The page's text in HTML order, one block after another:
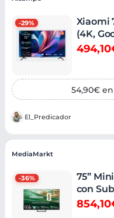
-29%
Xiaomi
(4K,
54,90€
El_Predicador
-36%
MediaMarkt
75”
con